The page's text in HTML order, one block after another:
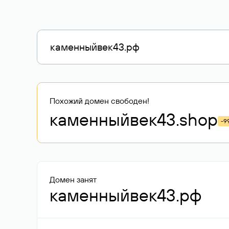
Похожий домен свободен!
каменныйвек43.shop -
Домен занят
каменныйвек43.рф